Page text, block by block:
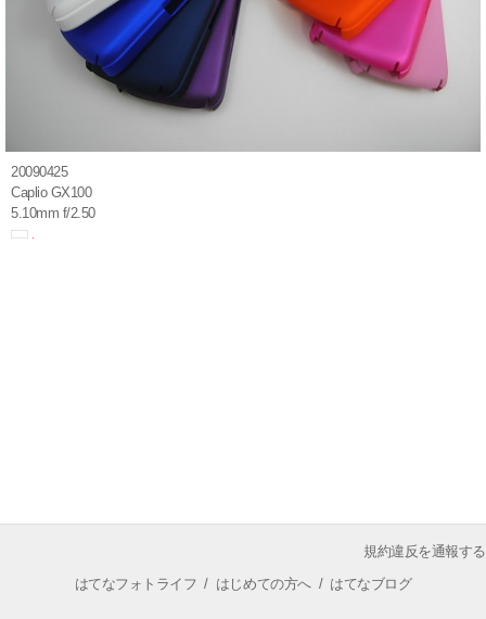
20090425
Caplio GX100
5.10mm f/2.50
規約違反を通報する
はてなフォトライフ / はじめての方へ/ はてなブログ